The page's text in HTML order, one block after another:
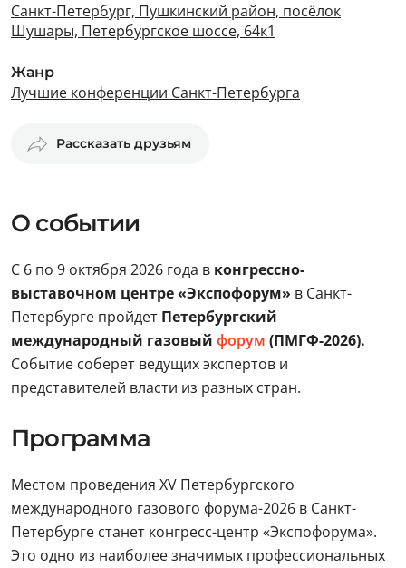
Санкт-Петербург, Пушкинский район, посёлок
Шушары, Петербургское шоссе, 64к1
Жанр
Лучшие конференции Санкт-Петербурга
Рассказать друзьям
О событии
С 6 по 9 октября 2026 года в конгрессно-
выставочном центре «Экспофорум» в Санкт-
Петербурге пройдет Петербургский
международный газовый форум (ПМГФ-2026).
Событие соберет ведущих экспертов и
представителей власти из разных стран.
Программа
Местом проведения XV Петербургского
международного газового форума-2026 в Санкт-
Петербурге станет конгресс-центр «Экспофорума».
Это одно из наиболее значимых профессиональных